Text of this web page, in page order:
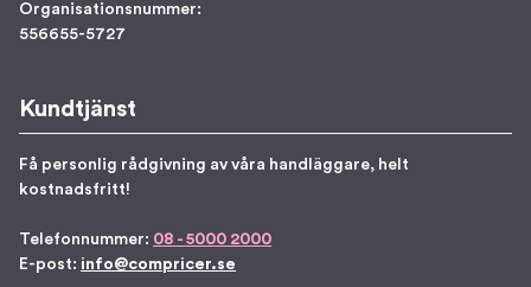
Organisationsnummer:
556655-5727
Kundtjänst
Få personlig rådgivning av våra handläggare, helt
kostnadsfritt!
Telefonnummer: 08 - 5000 2000
E-post: info@compricer.se